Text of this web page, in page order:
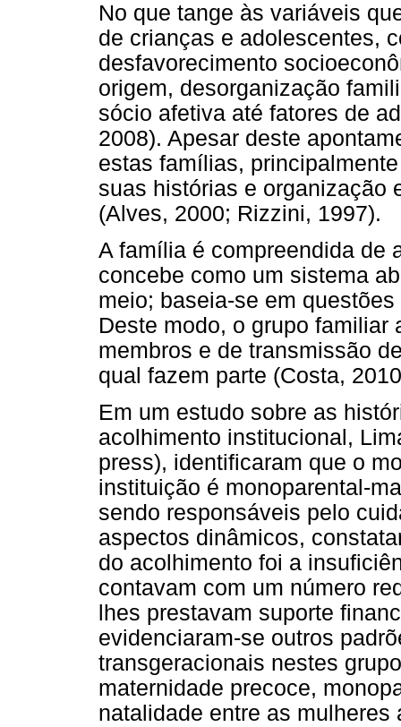
No que tange às variáveis
de crianças e adolescentes,
desfavorecimento
origem, desorganização
sócio afetiva até fatores de
2008). Apesar deste
estas famílias,
suas histórias e organização
(Alves, 2000; Rizzini, 1997).
A família é compreendida de
concebe como um sistema
meio; baseia-se em
Deste modo, o grupo
membros e de transmissão
qual fazem parte (Costa,
Em um estudo sobre as
acolhimento institucional,
press), identificaram que o
instituição é monoparental-
sendo responsáveis pelo
aspectos dinâmicos,
do acolhimento foi a
contavam com um número
lhes prestavam suporte
evidenciaram-se outros
transgeracionais nestes
maternidade precoce,
natalidade entre as